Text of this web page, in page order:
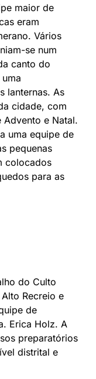
maior de
eram
Vários
se num
canto do
lanternas. As
cidade, com
Advento e Natal.
uma equipe de
pequenas
colocados
para as
do Culto
Recreio e
de
Erica Holz. A
preparatórios
distrital e